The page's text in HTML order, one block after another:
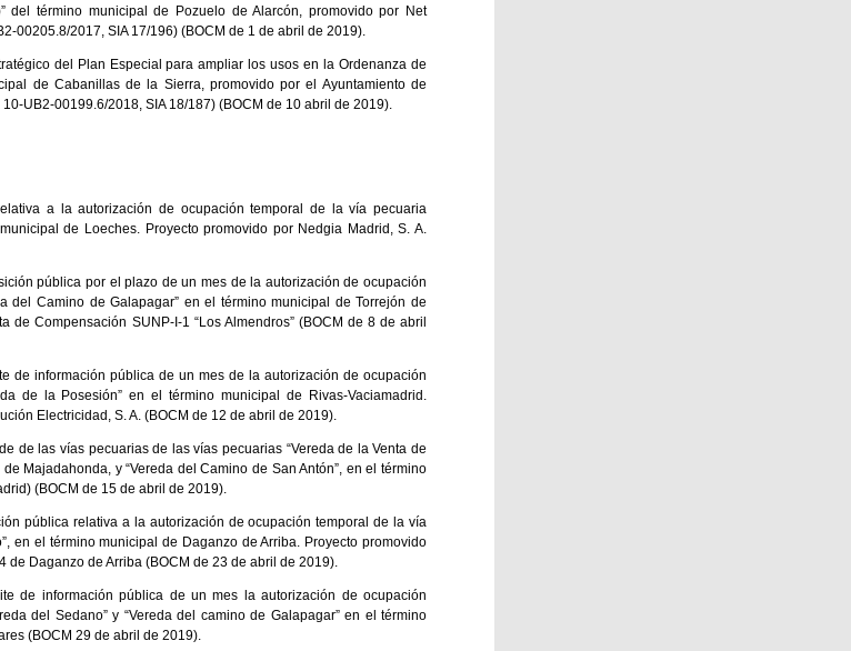
del término municipal de Pozuelo de Alarcón, promovido por Net
00205.8/2017, SIA 17/196) (BOCM de 1 de abril de 2019).
del Plan Especial para ampliar los usos en la Ordenanza de
de Cabanillas de la Sierra, promovido por el Ayuntamiento de
UB2-00199.6/2018, SIA 18/187) (BOCM de 10 abril de 2019).
a la autorización de ocupación temporal de la vía pecuaria
de Loeches. Proyecto promovido por Nedgia Madrid, S. A.
pública por el plazo de un mes de la autorización de ocupación
del Camino de Galapagar” en el término municipal de Torrejón de
de Compensación SUNP-I-1 “Los Almendros” (BOCM de 8 de abril
de información pública de un mes de la autorización de ocupación
de la Posesión” en el término municipal de Rivas-Vaciamadrid.
Electricidad, S. A. (BOCM de 12 de abril de 2019).
de las vías pecuarias de las vías pecuarias “Vereda de la Venta de
Majadahonda, y “Vereda del Camino de San Antón”, en el término
(BOCM de 15 de abril de 2019).
pública relativa a la autorización de ocupación temporal de la vía
en el término municipal de Daganzo de Arriba. Proyecto promovido
de Daganzo de Arriba (BOCM de 23 de abril de 2019).
de información pública de un mes la autorización de ocupación
del Sedano” y “Vereda del camino de Galapagar” en el término
(BOCM 29 de abril de 2019).